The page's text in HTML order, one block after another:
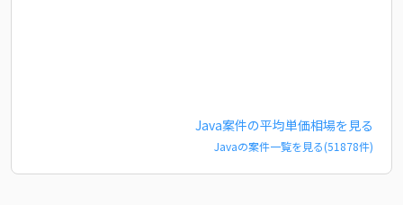
Java案件の平均単価相場を見る
Javaの案件一覧を見る(51878件)